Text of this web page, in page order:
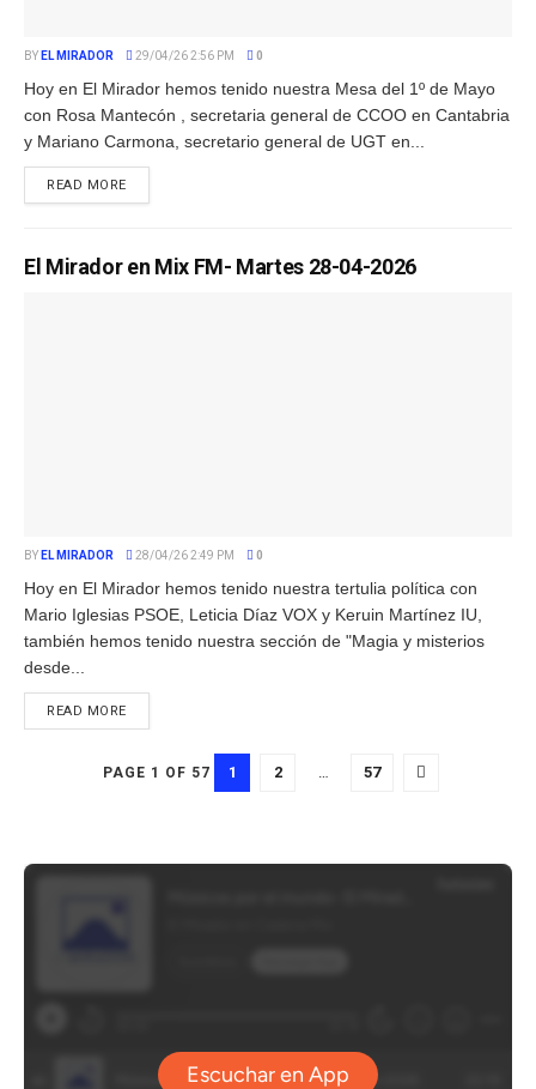
BY EL MIRADOR 29/04/26 2:56 PM 0
Hoy en El Mirador hemos tenido nuestra Mesa del 1º de Mayo
con Rosa Mantecón , secretaria general de CCOO en Cantabria
y Mariano Carmona, secretario general de UGT en...
READ MORE
El Mirador en Mix FM- Martes 28-04-2026
BY EL MIRADOR 28/04/26 2:49 PM 0
Hoy en El Mirador hemos tenido nuestra tertulia política con
Mario Iglesias PSOE, Leticia Díaz VOX y Keruin Martínez IU,
también hemos tenido nuestra sección de "Magia y misterios
desde...
READ MORE
PAGE 1 OF 57 1 2 57